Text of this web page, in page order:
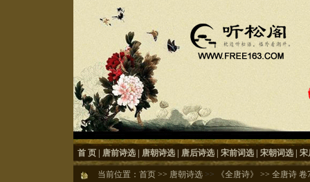
首 页 唐前诗选 唐朝诗选 唐后诗选 宋前词选 宋朝词选 宋
当前位置： 首页 >> 唐朝诗选 >> 《全唐诗》 >> 全唐诗 卷